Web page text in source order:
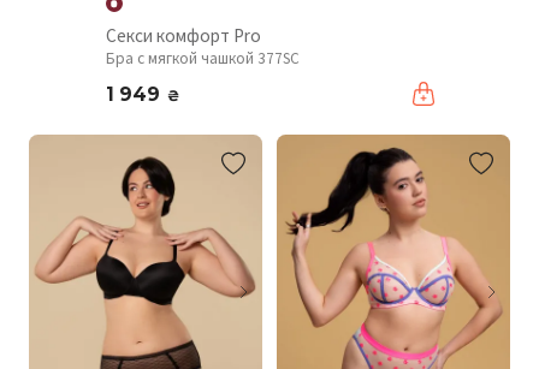
Секси комфорт Pro
Бра с мягкой чашкой 377SC
1 949 ₴